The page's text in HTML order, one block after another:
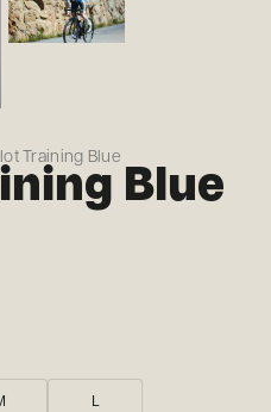
Training Blue
Blue
L